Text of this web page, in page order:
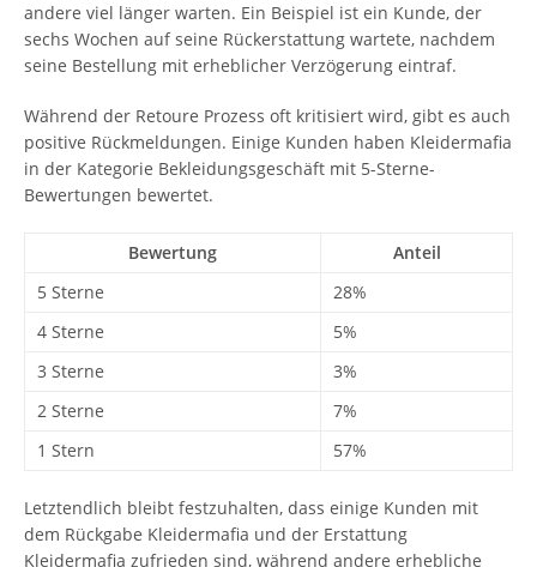
andere viel länger warten. Ein Beispiel ist ein Kunde, der
sechs Wochen auf seine Rückerstattung wartete, nachdem
seine Bestellung mit erheblicher Verzögerung eintraf.
Während der Retoure Prozess oft kritisiert wird, gibt es auch
positive Rückmeldungen. Einige Kunden haben Kleidermafia
in der Kategorie Bekleidungsgeschäft mit 5-Sterne-
Bewertungen bewertet.
Bewertung
Anteil
5 Sterne
28%
4 Sterne
5%
3 Sterne
3%
2 Sterne
7%
1 Stern
57%
Letztendlich bleibt festzuhalten, dass einige Kunden mit
dem Rückgabe Kleidermafia und der Erstattung
Kleidermafia zufrieden sind, während andere erhebliche